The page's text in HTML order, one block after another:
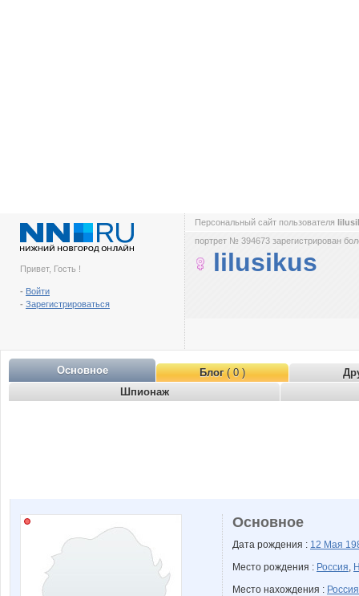
Привет, Гость !
- Войти
- Зарегистрироваться
Персональный сайт пользователя
портрет № 394673 зарегистрирован
lilusikus
Основное Блог( 0 )
Шпионаж
Основное
Дата рождения : 12 Мая
Место рождения : Россия,
Место нахождения : Россия